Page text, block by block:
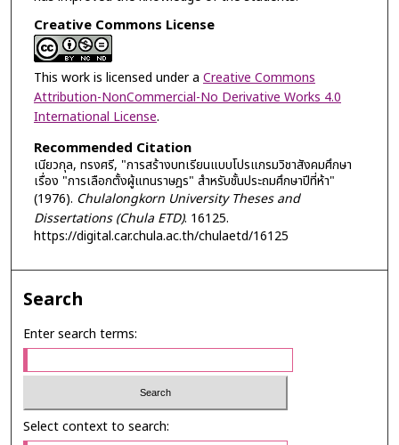
Creative Commons License
This work is licensed under a Creative Commons
Attribution-NonCommercial-No Derivative Works 4.0
International License.
Recommended Citation
เนียวกุล, ทรงศรี, "การสร้างบทเรียนแบบโปรแกรมวิชาสังคมศึกษา
เรื่อง "การเลือกตั้งผู้แทนราษฎร" สำหรับชั้นประถมศึกษาปีที่ห้า"
(1976). Chulalongkorn University Theses and
Dissertations (Chula ETD). 16125.
https://digital.car.chula.ac.th/chulaetd/16125
Search
Enter search terms:
Select context to search: